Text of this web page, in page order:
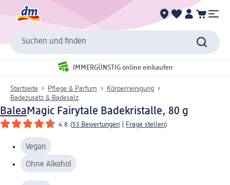
Suchen und finden
IMMERGÜNSTIG online einkaufen
Startseite Pflege & Parfum
Körperreinigung
Badezusatz & Badesalz
BaleaMagic Fairytale Badekristalle, 80 g
4.8 (53 Bewertungen Frage stellen)
Vegan
Ohne Alkohol